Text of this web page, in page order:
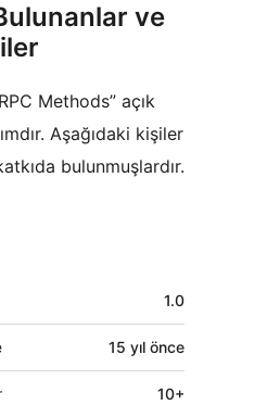
ve
Methods” açık
Aşağıdaki kişiler
bulunmuşlardır.
1.0
15 yıl önce
10+